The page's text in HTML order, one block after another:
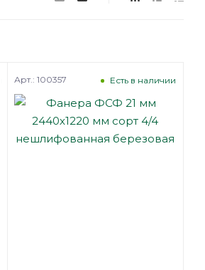
Есть в наличии
Арт.: 100357